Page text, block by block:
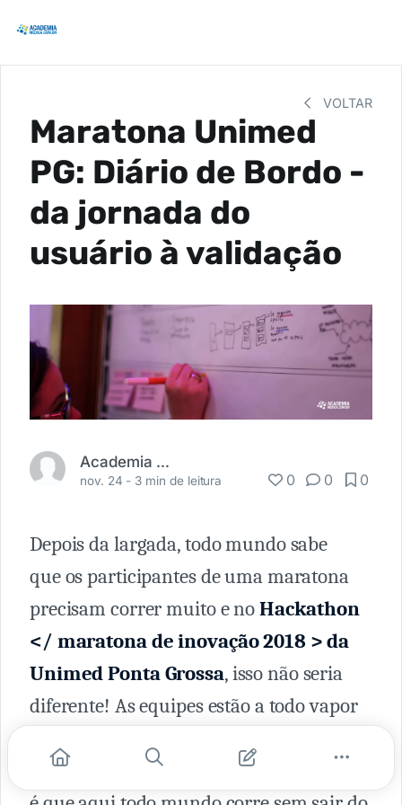
VOLTAR
Maratona Unimed
PG: Diário de Bordo -
da jornada do
usuário à validação
Academia Médica
nov. 24 - 3 min de leitura 0 0 0
Depois da largada, todo mundo sabe
que os participantes de uma maratona
precisam correr muito e noHackathon
</ maratona de inovação 2018 > da
Unimed Ponta Grossa, isso não seria
diferente! As equipes estão a todo vapor
colocá-las em prática. A única diferença